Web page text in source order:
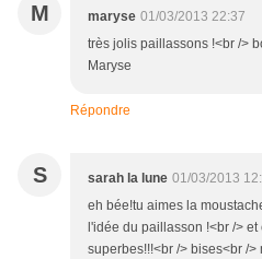
M maryse 01/03/2013 22:37
très jolis paillassons !<br />
Maryse
Répondre
S sarah la lune 01/03/2013
eh bée!tu aimes la
l'idée du paillasson !<br />
superbes!!!<br /> bises<br />